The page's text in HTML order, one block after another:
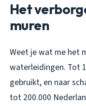
Het
muren
Weet je wat me het
waterleidingen. Tot
gebruikt, en naar
tot 200.000